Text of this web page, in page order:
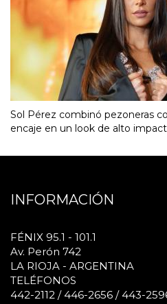
Sol Pérez combinó pezoneras
encaje en un look de alto
INFORMACIÓN
FÉNIX 95.1 - 101.1
Av. Perón 742
LA RIOJA - ARGENTINA
TELÉFONOS
442-2112 / 446-2656 / 443-